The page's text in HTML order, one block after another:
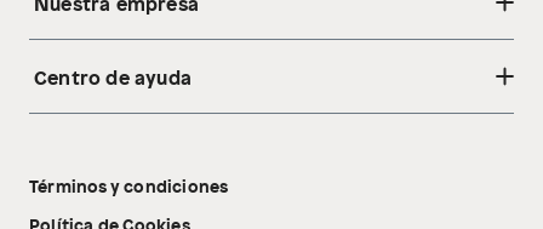
Acerca de nosotros
Tecnología Pillow Walk
Centro de ayuda
Libro de reclamaciones
Términos y condiciones
Política de Cookies